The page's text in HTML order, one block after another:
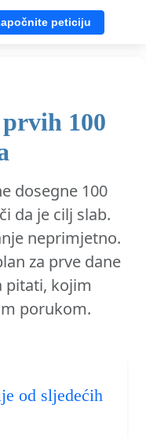
peticiju
100
dosegne 100
da je cilj slab.
neprimjetno.
za prve dane
pitati, kojim
porukom.
od sljedećih